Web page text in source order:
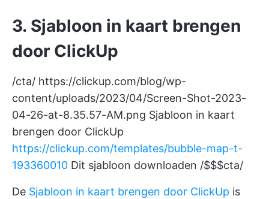
3. Sjabloon in kaart brengen
door ClickUp
/cta/ https://clickup.com/blog/wp-
content/uploads/2023/04/Screen-Shot-2023-
04-26-at-8.35.57-AM.png Sjabloon in kaart
brengen door ClickUp
https://clickup.com/templates/bubble-map-t-
193360010 Dit sjabloon downloaden /$$$cta/
De Sjabloon in kaart brengen door ClickUp is